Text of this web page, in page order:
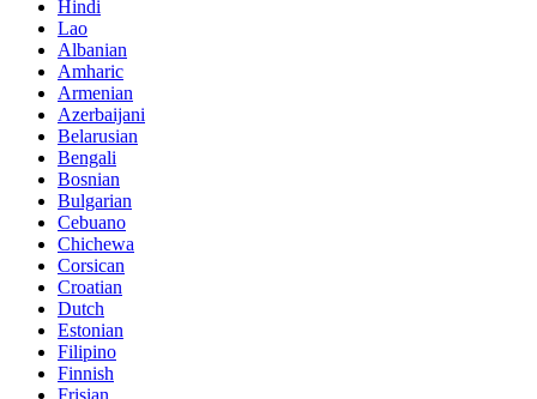
Hindi
Lao
Albanian
Amharic
Armenian
Azerbaijani
Belarusian
Bengali
Bosnian
Bulgarian
Cebuano
Chichewa
Corsican
Croatian
Dutch
Estonian
Filipino
Finnish
Frisian